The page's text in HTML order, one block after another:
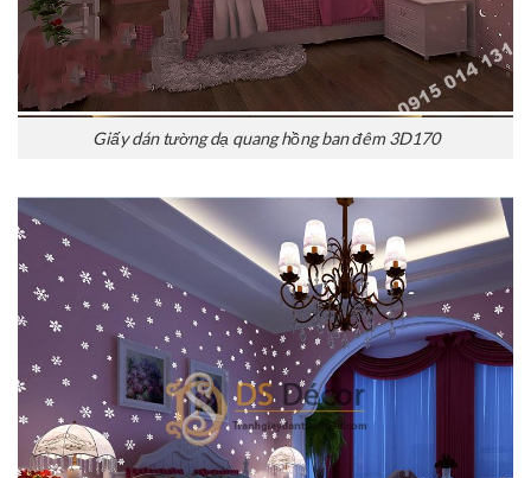
Giấy dán tường dạ quang hồng ban đêm 3D170